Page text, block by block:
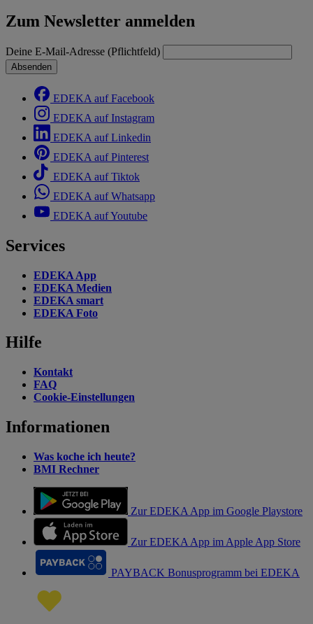
Zum Newsletter anmelden
Deine E-Mail-Adresse (Pflichtfeld)
Absenden
EDEKA auf Facebook
EDEKA auf Instagram
EDEKA auf Linkedin
EDEKA auf Pinterest
EDEKA auf Tiktok
EDEKA auf Whatsapp
EDEKA auf Youtube
Services
EDEKA App
EDEKA Medien
EDEKA smart
EDEKA Foto
Hilfe
Kontakt
FAQ
Cookie-Einstellungen
Informationen
Was koche ich heute?
BMI Rechner
Zur EDEKA App im Google Playstore
Zur EDEKA App im Apple App Store
PAYBACK Bonusprogramm bei EDEKA